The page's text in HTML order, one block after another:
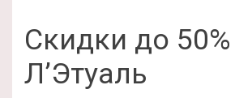
Скидки до
Л’Этуаль